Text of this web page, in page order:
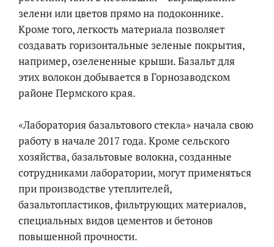
зелени или цветов прямо на подоконнике.
Кроме того, легкость материала позволяет
создавать горизонтальные зеленые покрытия,
например, озелененные крыши. Базальт для
этих волокон добывается в Горнозаводском
районе Пермского края.
«Лаборатория базальтового стекла» начала свою
работу в начале 2017 года. Кроме сельского
хозяйства, базальтовые волокна, созданные
сотрудниками лаборатории, могут применяться
при производстве утеплителей,
базальтопластиков, фильтрующих материалов,
специальных видов цементов и бетонов
повышенной прочности.